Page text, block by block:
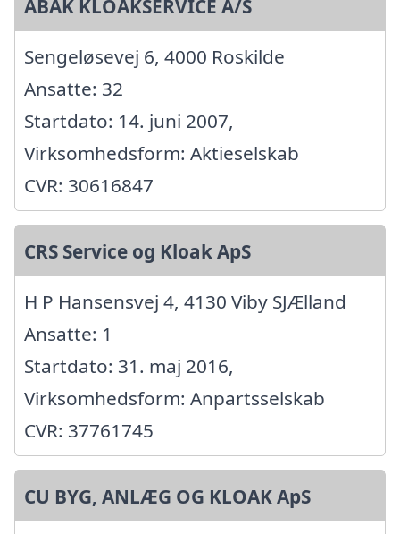
ABAK KLOAKSERVICE A/S
Sengeløsevej 6, 4000 Roskilde
Ansatte: 32
Startdato: 14. juni 2007,
Virksomhedsform: Aktieselskab
CVR: 30616847
CRS Service og Kloak ApS
H P Hansensvej 4, 4130 Viby SJÆlland
Ansatte: 1
Startdato: 31. maj 2016,
Virksomhedsform: Anpartsselskab
CVR: 37761745
CU BYG, ANLÆG OG KLOAK ApS